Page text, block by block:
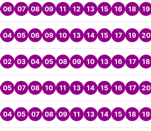
06 07 08 09 11 12 13 15 16 18 19
04 05 06 09 10 13 14 15 17 19 20
02 03 04 05 08 09 10 13 16 17 18
05 07 08 10 11 13 14 15 16 17 20
04 05 07 08 09 11 13 14 15 18 19